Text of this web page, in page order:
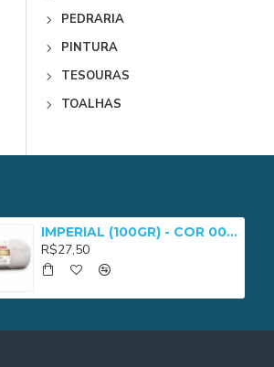
PEDRARIA
PINTURA
TESOURAS
TOALHAS
IMPERIAL (100GR) - COR 0010
R$27,50